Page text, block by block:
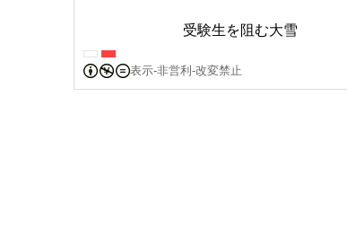
受験生を阻む大雪
表示-非営利-改変禁止